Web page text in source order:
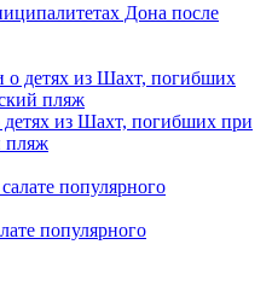
Дона после
из Шахт, погибших при
пляж
популярного